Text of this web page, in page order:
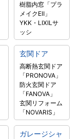
樹脂内窓「プラ
メイクEⅡ」
YKK・LIXILサ
ッシ
玄関ドア
高断熱玄関ドア
「PRONOVA」
防火玄関ドア
「FANOVA」
玄関リフォーム
「NOVARIS」
ガレージシャ